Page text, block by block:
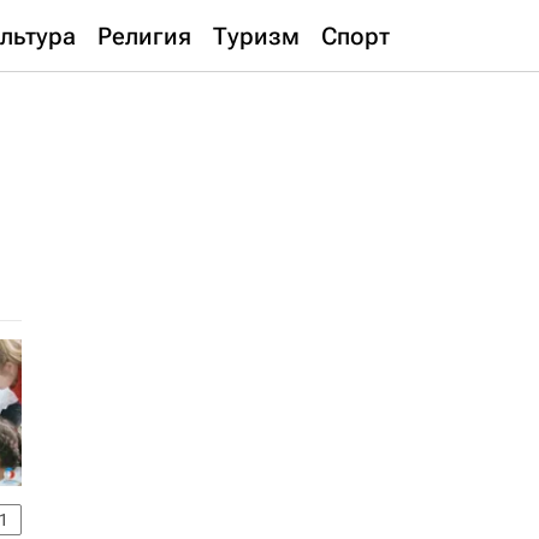
Религия Туризм Спорт
1